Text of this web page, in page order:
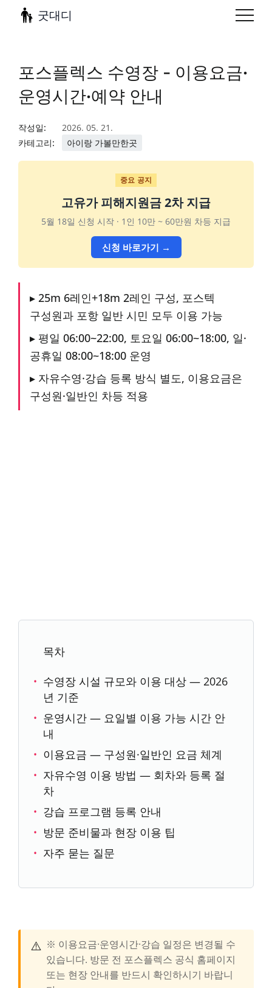
굿대디
포스플렉스 수영장 - 이용요금·
운영시간·예약 안내
작성일:
2026. 05. 21.
카테고리:
아이랑 가볼만한곳
중요 공지
고유가 피해지원금 2차 지급
5월 18일 신청 시작 · 1인 10만 ~ 60만원 차등 지급
신청 바로가기 →
▸ 25m 6레인+18m 2레인 구성, 포스텍
구성원과 포항 일반 시민 모두 이용 가능
▸ 평일 06:00~22:00, 토요일 06:00~18:00, 일·
공휴일 08:00~18:00 운영
▸ 자유수영·강습 등록 방식 별도, 이용요금은
구성원·일반인 차등 적용
목차
수영장 시설 규모와 이용 대상 — 2026
년 기준
운영시간 — 요일별 이용 가능 시간 안
내
이용요금 — 구성원·일반인 요금 체계
자유수영 이용 방법 — 회차와 등록 절
차
강습 프로그램 등록 안내
방문 준비물과 현장 이용 팁
자주 묻는 질문
⚠️ ※ 이용요금·운영시간·강습 일정은 변경될 수
있습니다. 방문 전 포스플렉스 공식 홈페이지
또는 현장 안내를 반드시 확인하시기 바랍니